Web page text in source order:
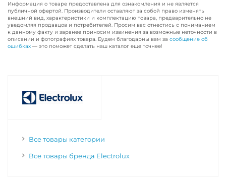
Информация о товаре предоставлена для ознакомления и не является
публичной офертой. Производители оставляют за собой право изменять
внешний вид, характеристики и комплектацию товара, предварительно не
уведомляя продавцов и потребителей. Просим вас отнестись с пониманием
к данному факту и заранее приносим извинения за возможные неточности в
описании и фотографиях товара. Будем благодарны вам за сообщение об
ошибках — это поможет сделать наш каталог еще точнее!
Все товары категории
Все товары бренда Electrolux